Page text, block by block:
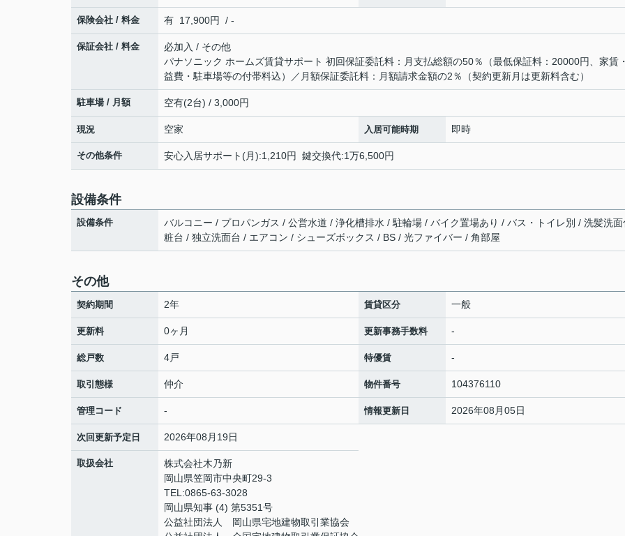
保険会社 / 料金 有 17,900円 / -
保証会社 / 料金
必加入 / その他
パナソニック ホームズ賃貸サポート 初回保証委託料：月支払総額の50％（最低保証料：20000円、家賃
益費・駐車場等の付帯料込）／月額保証委託料：月額請求金額の2％（契約更新月は更新料含む）
駐車場 / 月額 空有(2台) / 3,000円
現況 空家 入居可能時期 即時
その他条件 安心入居サポート(月):1,210円 鍵交換代:1万6,500円
設備条件
設備条件
バルコニー / プロパンガス / 公営水道 / 浄化槽排水 / 駐輪場 / バイク置場あり / バス・トイレ別 / 洗髪洗面
粧台 / 独立洗面台 / エアコン / シューズボックス / BS / 光ファイバー / 角部屋
その他
契約期間 2年 賃貸区分 一般
更新料 0ヶ月 更新事務手数料 -
総戸数 4戸 特優賃 -
取引態様 仲介 物件番号 104376110
管理コード - 情報更新日 2026年08月05日
次回更新予定日 2026年08月19日
取扱会社
株式会社木乃新
岡山県笠岡市中央町29-3
TEL:0865-63-3028
岡山県知事 (4) 第5351号
公益社団法人 岡山県宅地建物取引業協会